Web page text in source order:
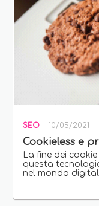
SEO 10/05/2021
Cookieless e
La fine dei
questa
nel mondo